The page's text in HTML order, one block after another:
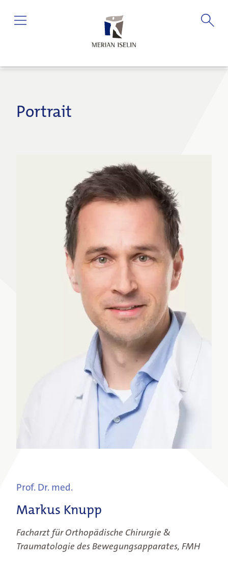
Patienten & Besucher
Ärztinnen & Ärzte
Unsere Klinik
Portrait
Prof. Dr. med.
Markus Knupp
Facharzt für Orthopädische Chirurgie &
Traumatologie des Bewegungsapparates, FMH